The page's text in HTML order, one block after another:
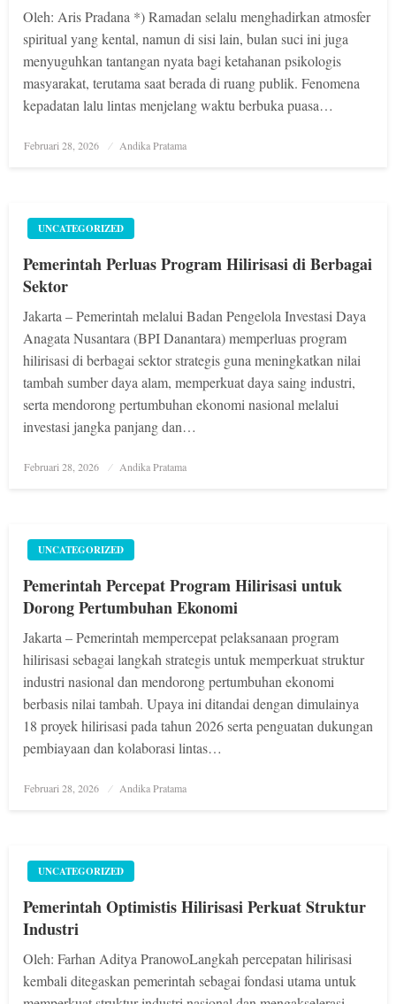
Oleh: Aris Pradana *) Ramadan selalu menghadirkan atmosfer
spiritual yang kental, namun di sisi lain, bulan suci ini juga
menyuguhkan tantangan nyata bagi ketahanan psikologis
masyarakat, terutama saat berada di ruang publik. Fenomena
kepadatan lalu lintas menjelang waktu berbuka puasa…
Posted
Februari 28, 2026 Andika Pratama
UNCATEGORIZED
Pemerintah Perluas Program Hilirisasi di Berbagai
Sektor
Jakarta – Pemerintah melalui Badan Pengelola Investasi Daya
Anagata Nusantara (BPI Danantara) memperluas program
hilirisasi di berbagai sektor strategis guna meningkatkan nilai
tambah sumber daya alam, memperkuat daya saing industri,
serta mendorong pertumbuhan ekonomi nasional melalui
investasi jangka panjang dan…
Posted
Februari 28, 2026 Andika Pratama
UNCATEGORIZED
Pemerintah Percepat Program Hilirisasi untuk
Dorong Pertumbuhan Ekonomi
Jakarta – Pemerintah mempercepat pelaksanaan program
hilirisasi sebagai langkah strategis untuk memperkuat struktur
industri nasional dan mendorong pertumbuhan ekonomi
berbasis nilai tambah. Upaya ini ditandai dengan dimulainya
18 proyek hilirisasi pada tahun 2026 serta penguatan dukungan
pembiayaan dan kolaborasi lintas…
Posted
Februari 28, 2026 Andika Pratama
UNCATEGORIZED
Pemerintah Optimistis Hilirisasi Perkuat Struktur
Industri
Oleh: Farhan Aditya PranowoLangkah percepatan hilirisasi
kembali ditegaskan pemerintah sebagai fondasi utama untuk